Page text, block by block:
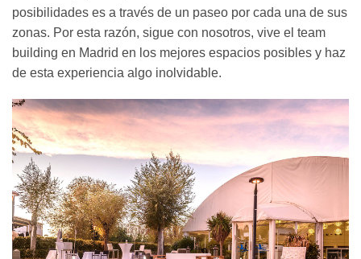
posibilidades es a través de un paseo por cada una de sus
zonas. Por esta razón, sigue con nosotros, vive el team
building en Madrid en los mejores espacios posibles y haz
de esta experiencia algo inolvidable.